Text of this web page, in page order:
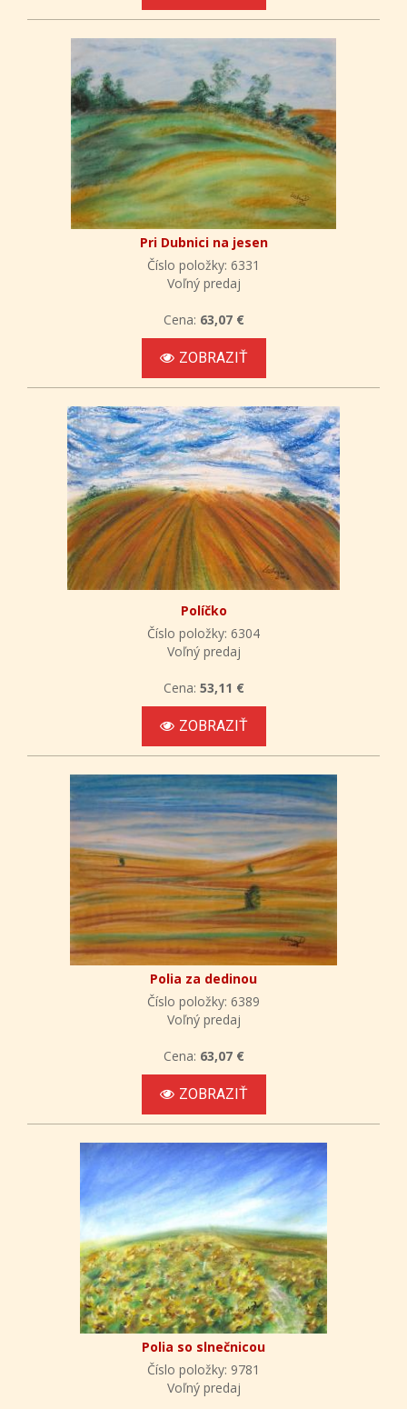
Pri Dubnici na jesen
Číslo položky: 6331
Voľný predaj
Cena: 63,07 €
ZOBRAZIŤ
Políčko
Číslo položky: 6304
Voľný predaj
Cena: 53,11 €
ZOBRAZIŤ
Polia za dedinou
Číslo položky: 6389
Voľný predaj
Cena: 63,07 €
ZOBRAZIŤ
Polia so slnečnicou
Číslo položky: 9781
Voľný predaj